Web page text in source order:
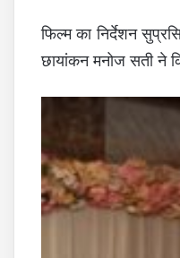
फिल्म का निर्देशन
छायांकन मनोज सती ने